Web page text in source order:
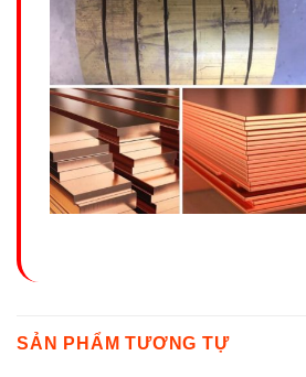
SẢN PHẨM TƯƠNG TỰ